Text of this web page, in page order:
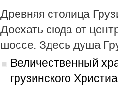
Древняя столица
Доехать сюда от
шоссе. Здесь душа
Величественный
грузинского